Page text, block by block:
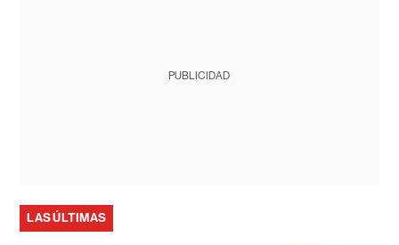
PUBLICIDAD
LAS ÚLTIMAS